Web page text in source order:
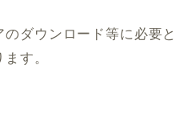
ダウンロード等に必要と
す。